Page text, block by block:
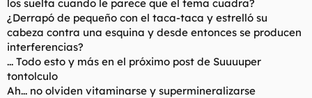
los suelta cuando le parece que el tema cuadra?
¿Derrapó de pequeño con el taca-taca y estrelló su
cabeza contra una esquina y desde entonces se producen
interferencias?
... Todo esto y más en el próximo post de Suuuuper
tontolculo
Ah... no olviden vitaminarse y supermineralizarse